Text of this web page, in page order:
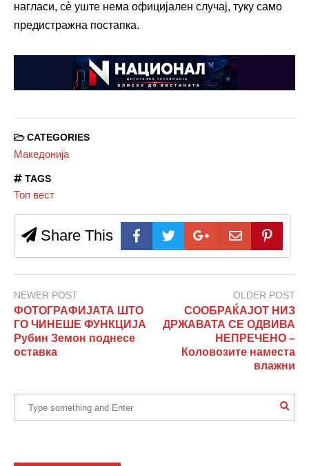
нагласи, сè уште нема официјален случај, туку само
предистражна постапка.
CATEGORIES
Македонија
TAGS
Топ вест
Share This
NEWER POST
ФОТОГРАФИЈАТА ШТО
ГО ЧИНЕШЕ ФУНКЦИЈА
Рубин Земон поднесе
оставка
OLDER POST
СООБРАЌАЈОТ НИЗ
ДРЖАВАТА СЕ ОДВИВА
НЕПРЕЧЕНО –
Коловозите наместа
влажни